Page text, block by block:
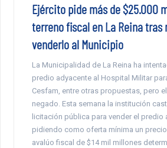
Ejército pide más de $25.000
terreno fiscal en La Reina tras
venderlo al Municipio
La Municipalidad de La Reina ha
predio adyacente al Hospital Militar
Cesfam, entre otras propuestas, pero
negado. Esta semana la institución
licitación pública para vender el predio
pidiendo como oferta mínima un
avalúo fiscal de $14 mil millones